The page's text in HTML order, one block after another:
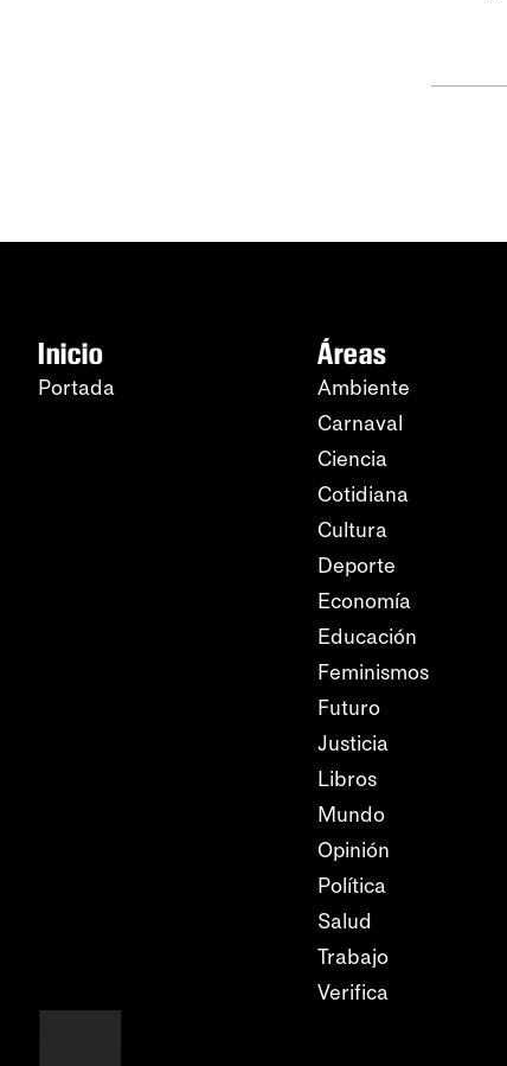
Inicio
Portada
Áreas
Ambiente
Carnaval
Ciencia
Cotidiana
Cultura
Deporte
Economía
Educación
Feminismos
Futuro
Justicia
Libros
Mundo
Opinión
Política
Salud
Trabajo
Verifica